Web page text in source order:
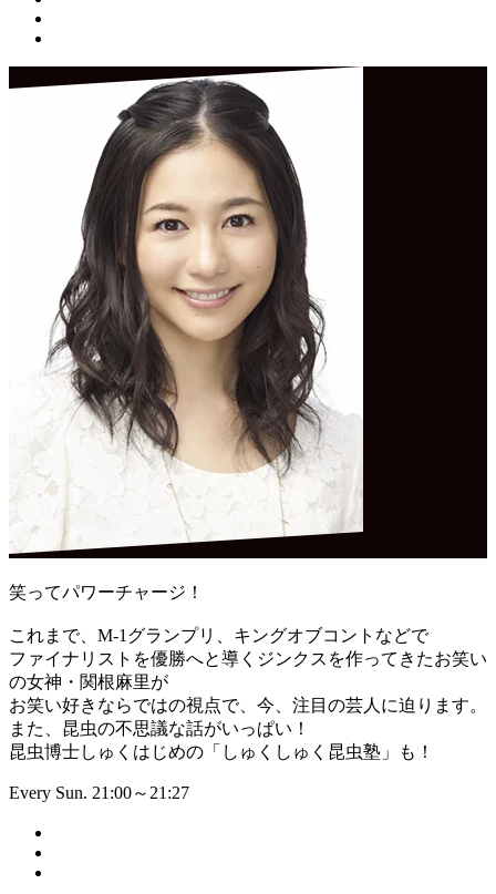
笑ってパワーチャージ！
これまで、M-1グランプリ、キングオブコントなどで
ファイナリストを優勝へと導くジンクスを作ってきたお笑い
の女神・関根麻里が
お笑い好きならではの視点で、今、注目の芸人に迫ります。
また、昆虫の不思議な話がいっぱい！
昆虫博士しゅくはじめの「しゅくしゅく昆虫塾」も！
Every Sun. 21:00～21:27